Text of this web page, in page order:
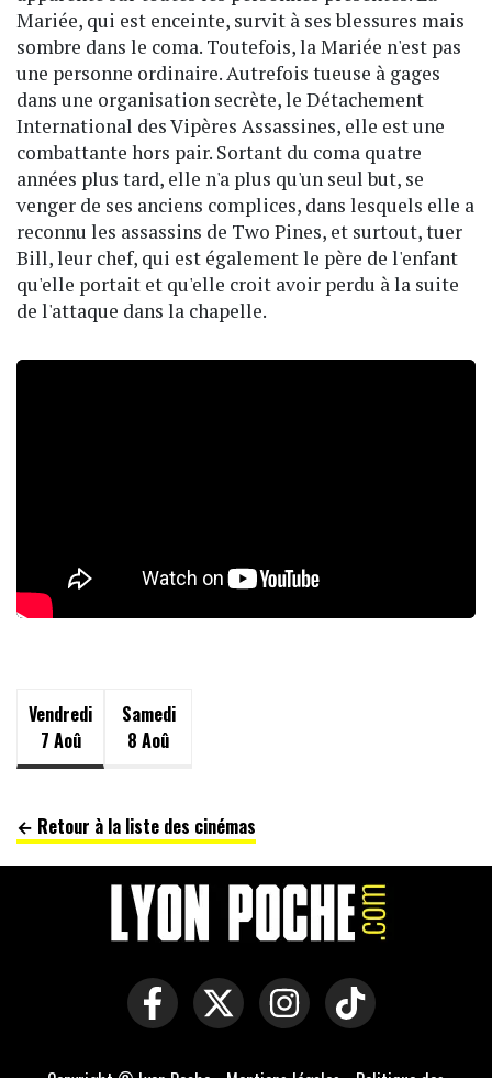
Mariée, qui est enceinte, survit à ses blessures mais
sombre dans le coma. Toutefois, la Mariée n'est pas
une personne ordinaire. Autrefois tueuse à gages
dans une organisation secrète, le Détachement
International des Vipères Assassines, elle est une
combattante hors pair. Sortant du coma quatre
années plus tard, elle n'a plus qu'un seul but, se
venger de ses anciens complices, dans lesquels elle a
reconnu les assassins de Two Pines, et surtout, tuer
Bill, leur chef, qui est également le père de l'enfant
qu'elle portait et qu'elle croit avoir perdu à la suite
de l'attaque dans la chapelle.
Vendredi
7 Aoû
Samedi
8 Aoû
← Retour à la liste des cinémas